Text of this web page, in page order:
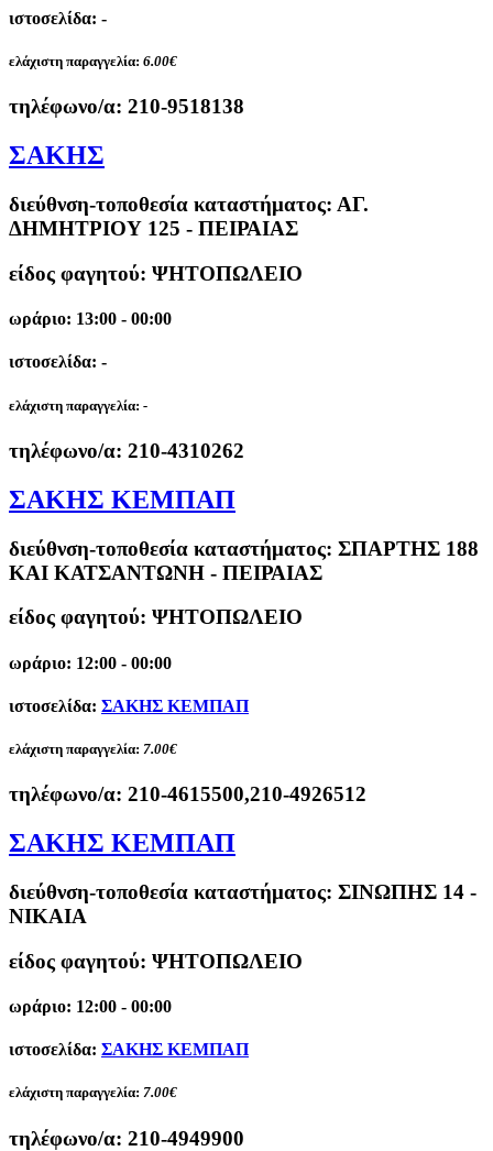
ιστοσελίδα: -
ελάχιστη παραγγελία: 6.00€
τηλέφωνο/α: 210-9518138
ΣΑΚΗΣ
διεύθνση-τοποθεσία καταστήματος: ΑΓ.
ΔΗΜΗΤΡΙΟΥ 125 - ΠΕΙΡΑΙΑΣ
είδος φαγητού: ΨΗΤΟΠΩΛΕΙΟ
ωράριο: 13:00 - 00:00
ιστοσελίδα: -
ελάχιστη παραγγελία: -
τηλέφωνο/α: 210-4310262
ΣΑΚΗΣ ΚΕΜΠΑΠ
διεύθνση-τοποθεσία καταστήματος: ΣΠΑΡΤΗΣ 188
ΚΑΙ ΚΑΤΣΑΝΤΩΝΗ - ΠΕΙΡΑΙΑΣ
είδος φαγητού: ΨΗΤΟΠΩΛΕΙΟ
ωράριο: 12:00 - 00:00
ιστοσελίδα: ΣΑΚΗΣ ΚΕΜΠΑΠ
ελάχιστη παραγγελία: 7.00€
τηλέφωνο/α: 210-4615500,210-4926512
ΣΑΚΗΣ ΚΕΜΠΑΠ
διεύθνση-τοποθεσία καταστήματος: ΣΙΝΩΠΗΣ 14 -
ΝΙΚΑΙΑ
είδος φαγητού: ΨΗΤΟΠΩΛΕΙΟ
ωράριο: 12:00 - 00:00
ιστοσελίδα: ΣΑΚΗΣ ΚΕΜΠΑΠ
ελάχιστη παραγγελία: 7.00€
τηλέφωνο/α: 210-4949900